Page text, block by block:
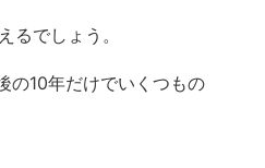
るでしょう。
の10年だけでいくつもの